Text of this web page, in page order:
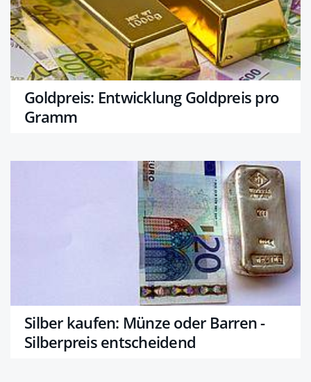
Goldpreis: Entwicklung Goldpreis pro
Gramm
Silber kaufen: Münze oder Barren -
Silberpreis entscheidend